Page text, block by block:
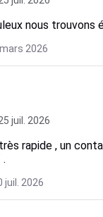
nous trouvons
2026
juil. 2026
rapide , un
juil. 2026